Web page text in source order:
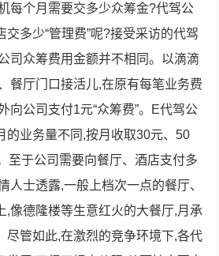
个月需要交多少众筹金?代驾公
多少“管理费”呢?接受采访的代驾
司众筹费用金额并不相同。以滴滴
餐厅门口接活儿,在原有每笔业务费
向公司支付1元“众筹费”。E代驾公
的业务量不同,按月收取30元、50
至于公司需要向餐厅、酒店支付多
人士透露,一般上档次一点的餐厅、
,像德隆楼等生意红火的大餐厅,月承
尽管如此,在激烈的竞争环境下,各代